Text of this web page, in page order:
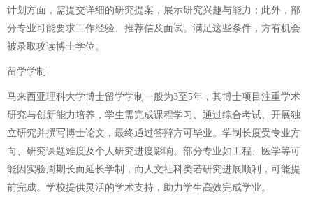
计划方面，需提交详细的研究提案，展示研究兴趣与能力；此外，部
分专业可能要求工作经验、推荐信及面试。满足这些条件，方有机会
被录取攻读博士学位。
留学学制
马来西亚理科大学博士留学学制一般为3至5年，其博士项目注重学术
研究与创新能力培养，学生需完成课程学习、通过综合考试、开展独
立研究并撰写博士论文，最终通过答辩方可毕业。学制长度受专业方
向、研究课题难度及个人研究进度影响。部分专业如工程、医学等可
能因实验周期长而延长学制，而人文社科类若研究进展顺利，可能提
前完成。学校提供灵活的学术支持，助力学生高效完成学业。